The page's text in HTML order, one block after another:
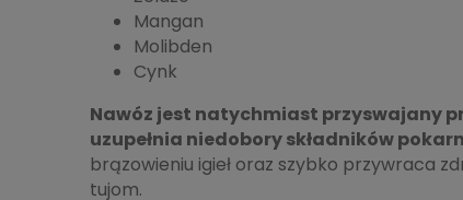
Mangan
Molibden
Cynk
Nawóz jest natychmiast przyswajany
uzupełnia niedobory składników
brązowieniu igieł oraz szybko przywraca
tujom.